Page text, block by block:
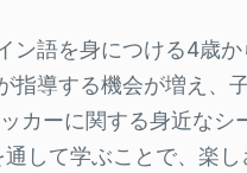
ン語を身につける4歳
指導する機会が増え
カーに関する身近な
して学ぶことで、楽